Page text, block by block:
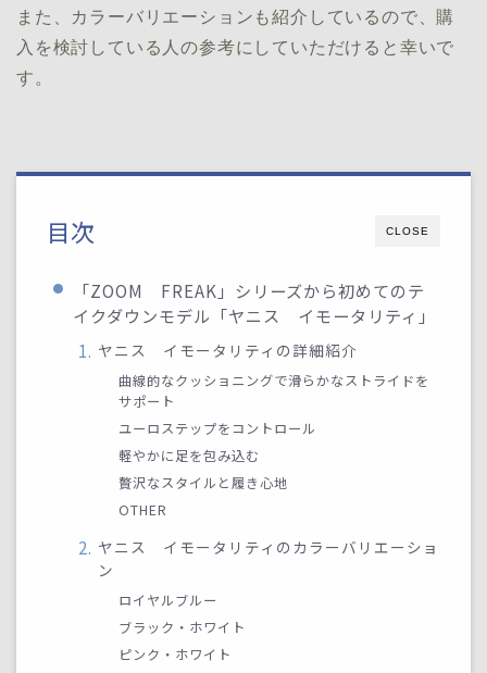
また、カラーバリエーションも紹介しているので、購
入を検討している人の参考にしていただけると幸いで
す。
CLOSE
目次
「ZOOM FREAK」シリーズから初めてのテ
イクダウンモデル「ヤニス イモータリティ」
ヤニス イモータリティの詳細紹介
曲線的なクッショニングで滑らかなストライドを
サポート
ユーロステップをコントロール
軽やかに足を包み込む
贅沢なスタイルと履き心地
OTHER
ヤニス イモータリティのカラーバリエーショ
ン
ロイヤルブルー
ブラック・ホワイト
ピンク・ホワイト